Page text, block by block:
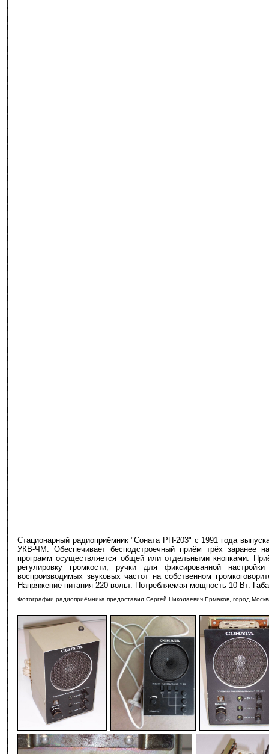
Стационарный радиоприёмник "Соната РП-203" с 1991 года
УКВ-ЧМ. Обеспечивает бесподстроечный приём трёх заранее
программ осуществляется общей или отдельными кнопками.
регулировку громкости, ручки для фиксированной
воспроизводимых звуковых частот на собственном
Напряжение питания 220 вольт. Потребляемая мощность 10 Вт.
Фотографии радиоприёмника предоставил Сергей Николаевич Ермаков, город